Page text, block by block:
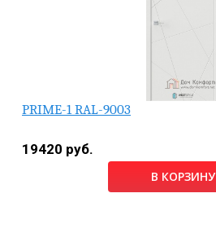
PRIME-1 RAL-9003
19420 руб.
В КОРЗИНУ